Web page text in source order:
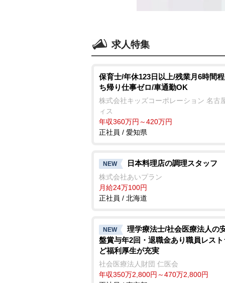
求人特集
保育士/年休123日以上/残業月6時間
ち帰り仕事ゼロ/車通勤OK
株式会社キッズコーポレーション 名古
ィス
年収360万円～420万円
正社員 / 愛知県
NEW 日本料理店の調理スタッフ
株式会社あいプラン
月給24万100円
正社員 / 北海道
NEW
理学療法士/社会医療法人の
盤賞与年2回・退職金あり職員レス
ど福利厚生が充実
社会医療法人財団 仁医会
年収350万2,800円～470万2,800円